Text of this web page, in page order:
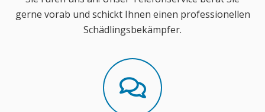
gerne vorab und schickt Ihnen einen professionellen
Schädlingsbekämpfer.